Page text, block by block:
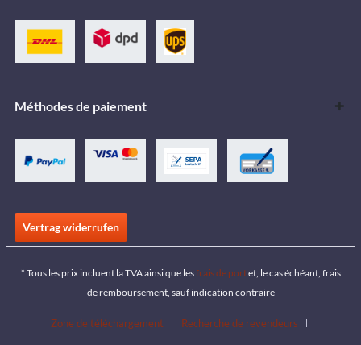
Méthodes de paiement
Vertrag widerrufen
* Tous les prix incluent la TVA ainsi que lesfrais de portet, le cas échéant, frais
de remboursement, sauf indication contraire
Zone de téléchargement
Recherche de revendeurs